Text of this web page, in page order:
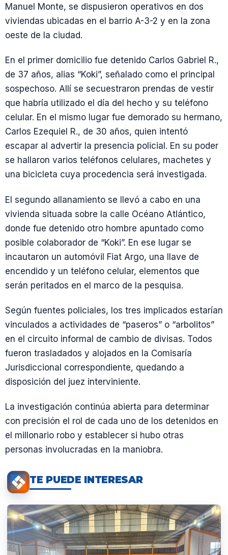
Manuel Monte, se dispusieron operativos en dos
viviendas ubicadas en el barrio A-3-2 y en la zona
oeste de la ciudad.
En el primer domicilio fue detenido Carlos Gabriel R.,
de 37 años, alias “Koki”, señalado como el principal
sospechoso. Allí se secuestraron prendas de vestir
que habría utilizado el día del hecho y su teléfono
celular. En el mismo lugar fue demorado su hermano,
Carlos Ezequiel R., de 30 años, quien intentó
escapar al advertir la presencia policial. En su poder
se hallaron varios teléfonos celulares, machetes y
una bicicleta cuya procedencia será investigada.
El segundo allanamiento se llevó a cabo en una
vivienda situada sobre la calle Océano Atlántico,
donde fue detenido otro hombre apuntado como
posible colaborador de “Koki”. En ese lugar se
incautaron un automóvil Fiat Argo, una llave de
encendido y un teléfono celular, elementos que
serán peritados en el marco de la pesquisa.
Según fuentes policiales, los tres implicados estarían
vinculados a actividades de “paseros” o “arbolitos”
en el circuito informal de cambio de divisas. Todos
fueron trasladados y alojados en la Comisaría
Jurisdiccional correspondiente, quedando a
disposición del juez interviniente.
La investigación continúa abierta para determinar
con precisión el rol de cada uno de los detenidos en
el millonario robo y establecer si hubo otras
personas involucradas en la maniobra.
TE PUEDE INTERESAR